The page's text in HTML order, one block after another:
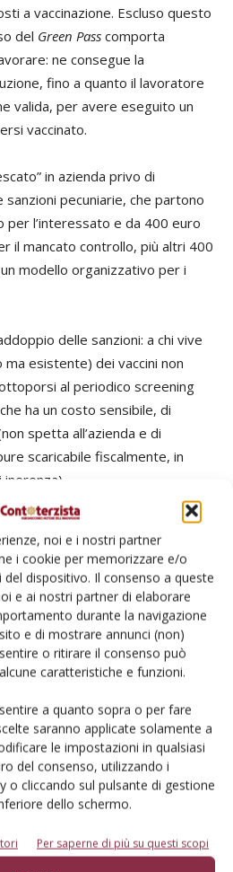
noi e i nostri partner
i cookie per memorizzare e/o
dispositivo. Il consenso a queste
e ai nostri partner di elaborare
durante la navigazione
e di mostrare annunci (non)
o ritirare il consenso può
caratteristiche e funzioni.
a quanto sopra o per fare
saranno applicate solamente a
le impostazioni in qualsiasi
del consenso, utilizzando i
o cliccando sul pulsante di gestione
dello schermo.
Per saperne di più su questi scopi
a vaccinazione. Escluso questo
del Green Pass comporta
ne consegue la
fino a quanto il lavoratore
valida, per avere eseguito un
vaccinato.
in azienda privo di
pecuniarie, che partono
per l’interessato e da 400 euro
il mancato controllo, più altri 400
modello organizzativo per i
delle sanzioni: a chi vive
esistente) dei vaccini non
al periodico screening
ha un costo sensibile, di
spetta all’azienda e di
scaricabile fiscalmente, in
competenti: il lavoratore
a casa e viene
con sospensione della
che occupano meno di 15
certificato riguarda solo i
fosse privo, è considerato
giorni, prorogabili a 20.
carattere temporaneo, legato al
sanitaria, che si
31 dicembre.